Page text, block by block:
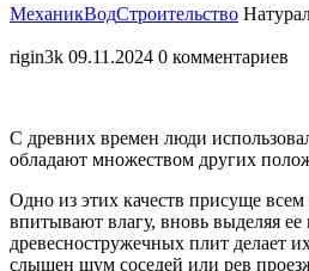
МеханикВодСтроительство
rigin3k 09.11.2024 0 комментариев
С древних времен люди
обладают множеством других
Одно из этих качеств присуще
впитывают влагу, вновь выделяя
древесностружечных плит делает
слышен шум соседей или рев